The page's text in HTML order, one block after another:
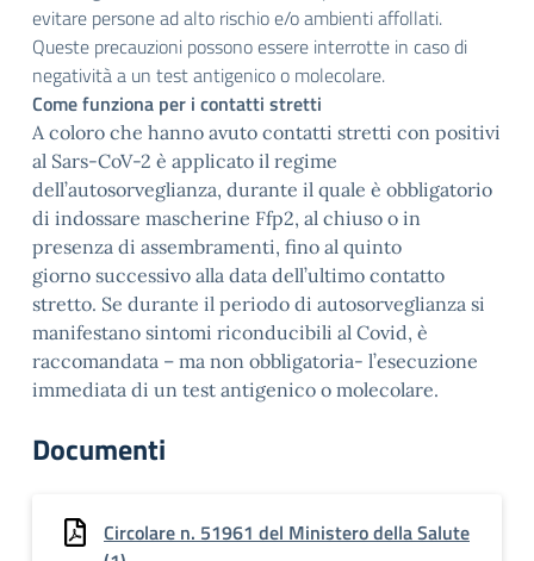
evitare persone ad alto rischio e/o ambienti affollati.
Queste precauzioni possono essere interrotte in caso di
negatività a un test antigenico o molecolare.
Come funziona per i contatti stretti
A coloro che hanno avuto contatti stretti con positivi
al Sars-CoV-2 è applicato il regime
dell’autosorveglianza, durante il quale è obbligatorio
di indossare mascherine Ffp2, al chiuso o in
presenza di assembramenti, fino al quinto
giorno successivo alla data dell’ultimo contatto
stretto. Se durante il periodo di autosorveglianza si
manifestano sintomi riconducibili al Covid, è
raccomandata – ma non obbligatoria- l’esecuzione
immediata di un test antigenico o molecolare.
Documenti
Circolare n. 51961 del Ministero della Salute